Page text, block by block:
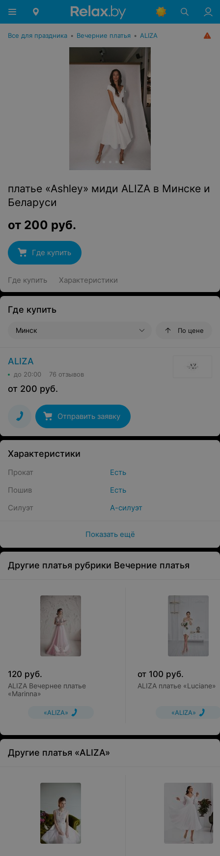
Все для праздника • Вечерние платья • ALIZA
платье «Ashley» миди ALIZA в Минске и
Беларуси
от 200 руб.
Где купить
Где купить Характеристики
Где купить
Минск По цене
ALIZA
до 20:00 76 отзывов
от 200 руб.
Отправить заявку
Характеристики
Прокат
Есть
Пошив
Есть
Силуэт
А-силуэт
Показать ещё
Другие платья рубрики Вечерние платья
120 руб.
ALIZA Вечернее платье
«Marinna»
«ALIZA»
от 100 руб.
ALIZA платье «Luciane»
«ALIZA»
Другие платья «ALIZA»